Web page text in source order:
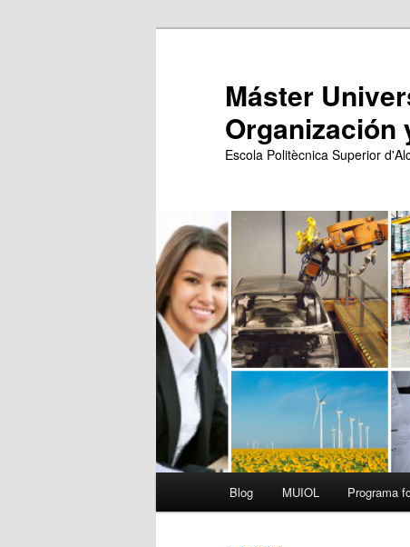
Máster
Organización
Escola Politècnica Superior
Blog MUIOL Programa